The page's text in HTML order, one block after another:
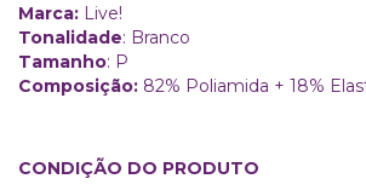
Marca: Live!
Tonalidade: Branco
Tamanho: P
Composição: 82% Poliamida + 18%
CONDIÇÃO DO PRODUTO